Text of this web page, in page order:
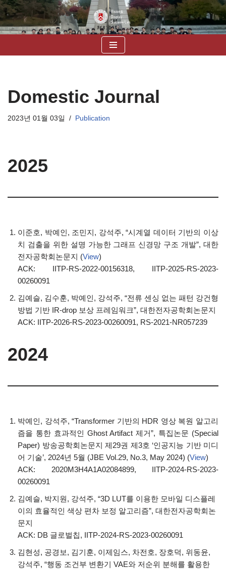
콘
뛰
Domestic Journal
2023년 01월 03일 Publication
2025
이준호, 박예인, 조민지, 강석주, “시계열 데이터 기반의 이상
치 검출을 위한 설명 가능한 그래프 신경망 구조 개발”, 대한
전자공학회논문지 (View)
ACK: IITP-RS-2022-00156318, IITP-2025-RS-2023-
00260091
김예슬, 김수훈, 박예인, 강석주, “전류 센싱 없는 패턴 강건형
방법 기반 IR-drop 보상 프레임워크”, 대한전자공학회논문지
ACK: IITP-2026-RS-2023-00260091, RS-2021-NR057239
2024
박예인, 강석주, “Transformer 기반의 HDR 영상 복원 알고리
즘을 통한 효과적인 Ghost Artifact 제거”, 특집논문 (Special
Paper) 방송공학회논문지 제29권 제3호 ‘인공지능 기반 미디
어 기술’, 2024년 5월 (JBE Vol.29, No.3, May 2024) (View)
ACK: 2020M3H4A1A02084899, IITP-2024-RS-2023-
00260091
김예슬, 박지원, 강석주, “3D LUT를 이용한 모바일 디스플레
이의 효율적인 색상 편차 보정 알고리즘”, 대한전자공학회논
문지
ACK: DB 글로벌칩, IITP-2024-RS-2023-00260091
김현성, 공경보, 김기훈, 이제임스, 차전호, 장호덕, 위동윤,
강석주, “행동 조건부 변환기 VAE와 저순위 분해를 활용한